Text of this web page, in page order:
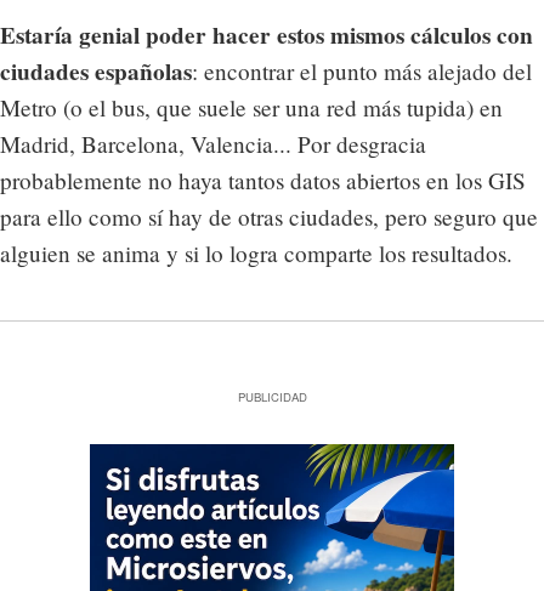
Estaría genial poder hacer estos mismos cálculos con
ciudades españolas: encontrar el punto más alejado del
Metro (o el bus, que suele ser una red más tupida) en
Madrid, Barcelona, Valencia... Por desgracia
probablemente no haya tantos datos abiertos en los GIS
para ello como sí hay de otras ciudades, pero seguro que
alguien se anima y si lo logra comparte los resultados.
PUBLICIDAD